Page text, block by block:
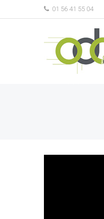
01 56 41 55 04